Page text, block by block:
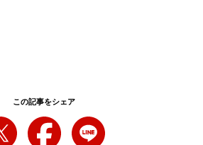
この記事をシェア